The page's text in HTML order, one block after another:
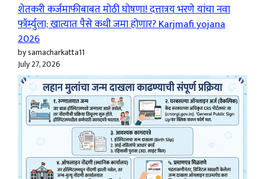
शेतकरी कर्जमाफीबाबत मोठी घोषणा! दत्तात्रय भरणे यांचा नवा
फॉर्म्युला; खात्यात पैसे कधी जमा होणार? Karjmafi yojana
2026
by samacharkatta11
July 27, 2026